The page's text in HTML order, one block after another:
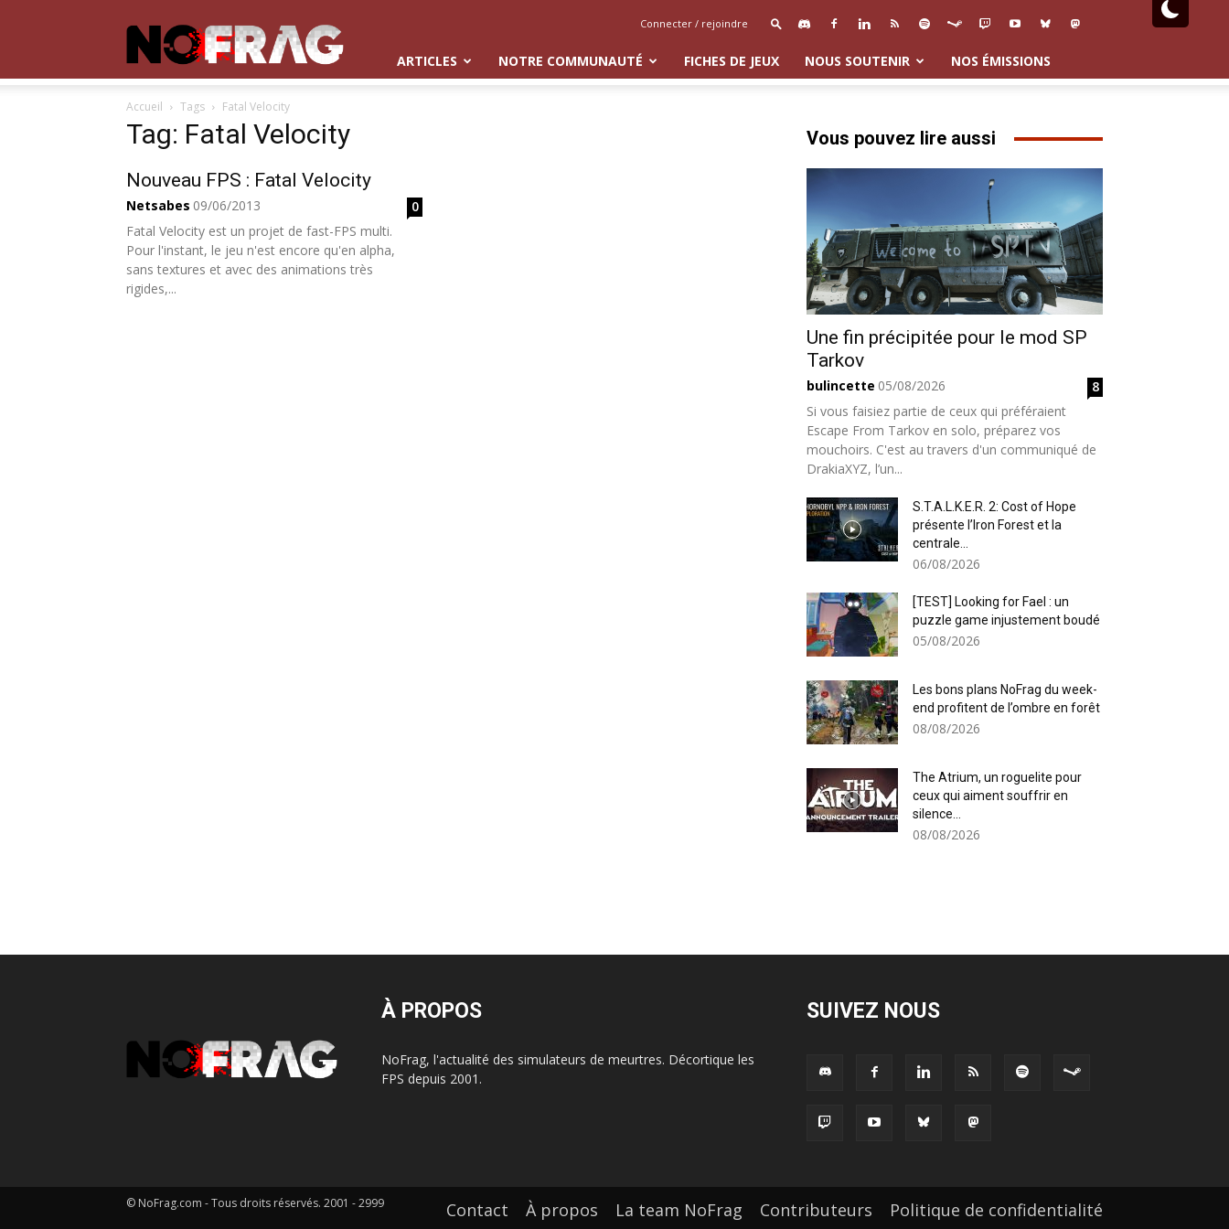
Connecter / rejoindre
ARTICLES NOTRE COMMUNAUTÉ FICHES DE JEUX NOUS SOUTENIR NOS ÉMISSIONS
Accueil Tags Fatal Velocity
Tag: Fatal Velocity
Nouveau FPS : Fatal Velocity
Netsabes 09/06/2013
0
Fatal Velocity est un projet de fast-FPS multi.
Pour l'instant, le jeu n'est encore qu'en alpha,
sans textures et avec des animations très
rigides,...
Vous pouvez lire aussi
Une fin précipitée pour le mod SP
Tarkov
bulincette 05/08/2026
8
Si vous faisiez partie de ceux qui préféraient
Escape From Tarkov en solo, préparez vos
mouchoirs. C'est au travers d'un communiqué de
DrakiaXYZ, l’un...
S.T.A.L.K.E.R. 2: Cost of Hope
présente l’Iron Forest et la
centrale...
06/08/2026
[TEST] Looking for Fael : un
puzzle game injustement boudé
05/08/2026
Les bons plans NoFrag du week-
end profitent de l’ombre en forêt
08/08/2026
The Atrium, un roguelite pour
ceux qui aiment souffrir en
silence...
08/08/2026
À PROPOS
NoFrag, l'actualité des simulateurs de meurtres. Décortique les
FPS depuis 2001.
SUIVEZ NOUS
Contact À propos La team NoFrag Contributeurs Politique de confidentialité
© NoFrag.com - Tous droits réservés. 2001 - 2999